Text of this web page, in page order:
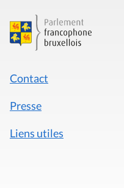
Contact
Presse
Liens utiles